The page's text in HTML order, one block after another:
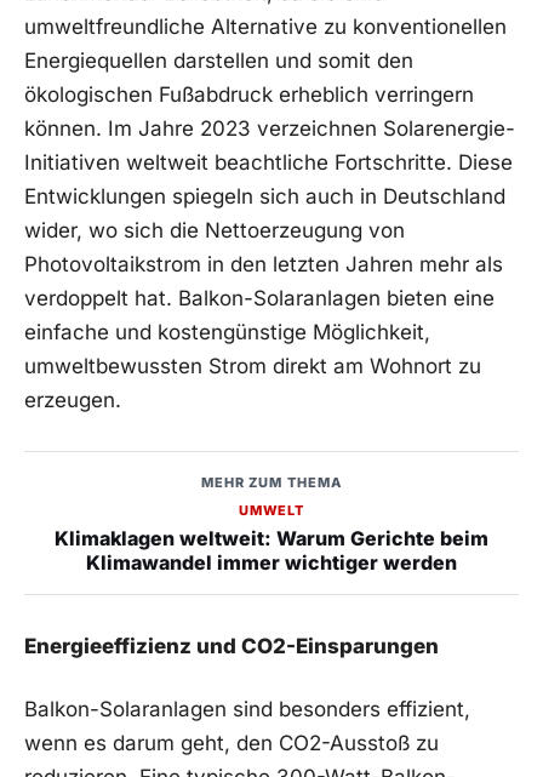
umweltfreundliche Alternative zu konventionellen
Energiequellen darstellen und ⁤somit‌ den
ökologischen⁢ Fußabdruck‍ erheblich verringern
können. Im⁣ Jahre 2023 verzeichnen ⁣Solarenergie-
Initiativen ⁤weltweit ‍beachtliche ⁢Fortschritte. Diese
Entwicklungen spiegeln sich‌ auch in Deutschland
‌wider, wo sich‌ die Nettoerzeugung von
Photovoltaikstrom in den letzten ‌Jahren mehr ​als
verdoppelt hat. Balkon-Solaranlagen bieten eine
einfache und kostengünstige Möglichkeit,
umweltbewussten Strom direkt am Wohnort zu
erzeugen.
MEHR ZUM THEMA
UMWELT
Klimaklagen weltweit: Warum Gerichte beim
Klimawandel immer wichtiger werden
Energieeffizienz und CO2-Einsparungen
Balkon-Solaranlagen sind besonders effizient,
wenn ⁣es‍ darum geht, den CO2-Ausstoß zu‌